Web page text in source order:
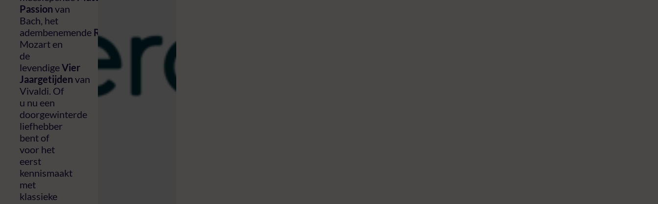
Passion van
Bach, het
adembenemende Requiem
Mozart en
de
levendigeVier
Jaargetijden van
Vivaldi. Of
u nu een
doorgewinterde
liefhebber
bent of
voor het
eerst
kennismaakt
met
klassieke